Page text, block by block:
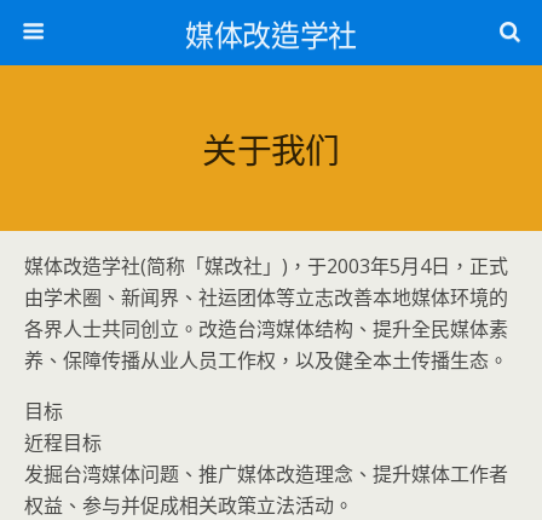
媒体改造学社
关于我们
媒体改造学社(简称「媒改社」)，于2003年5月4日，正式
由学术圈、新闻界、社运团体等立志改善本地媒体环境的
各界人士共同创立。改造台湾媒体结构、提升全民媒体素
养、保障传播从业人员工作权，以及健全本土传播生态。
目标
近程目标
发掘台湾媒体问题、推广媒体改造理念、提升媒体工作者
权益、参与并促成相关政策立法活动。